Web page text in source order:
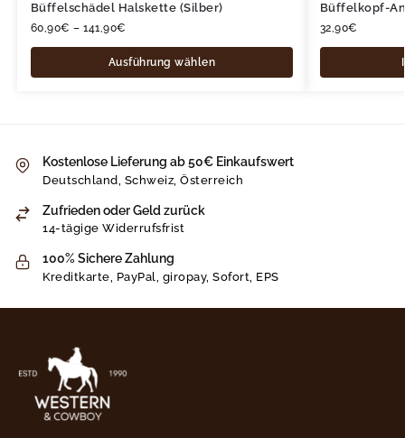
Büffelschädel Halskette (Silber)
60,90€ –141,90€
Ausführung wählen
Büffelkopf-
32,90€
Kostenlose Lieferung ab 50€ Einkaufswert
Deutschland, Schweiz, Österreich
Zufrieden oder Geld zurück
14-tägige Widerrufsfrist
100% Sichere Zahlung
Kreditkarte, PayPal, giropay, Sofort, EPS